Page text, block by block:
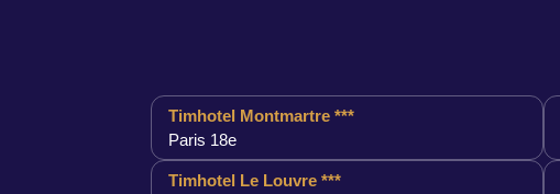
Timhotel Montmartre ***
Paris 18e
Timhotel Le Louvre ***